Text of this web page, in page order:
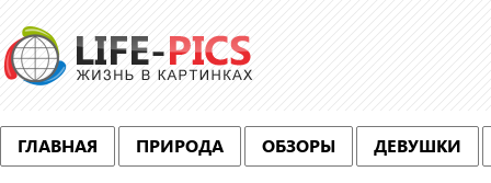
ДЕВУШКИ
ОБЗОРЫ
ПРИРОДА
ГЛАВНАЯ